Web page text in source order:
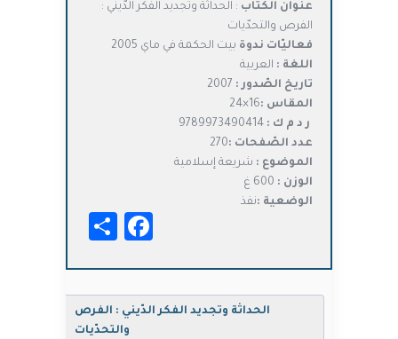
هو:
د.ت12,500.
هو:
عنوان الكتاب : الحداثة وتجديد الفكر الدّيني :
الفرص والتحدّيات
فعاليّات ندوة بيت الحكمة في ماي 2005
اللغة : العربية
تاريخ الصّدور :
المقاس :16×24
ر د م ك :
عدد الصّفحات :270
الموضوع : شريعة إسلامية
الوزن :
الوضعية :نفذ
Facebook
الحداثة وتجديد الفكر الدّيني : الفرص
والتحدّيات